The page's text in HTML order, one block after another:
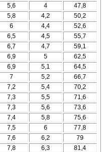
5,6 4
47,8
5,8 4,2
50,2
6 4,4
52,6
6,5 4,5
55,7
6,7 4,7
59,1
6,9 5
62,5
6,9 5,1
64,5
7 5,2
66,7
7,2 5,4
70,2
7,3 5,5
71,6
7,3 5,6
73,6
7,4 5,8
75,6
7,5 6
77,8
7,6 6,2
79
7,8 6,3
81,4